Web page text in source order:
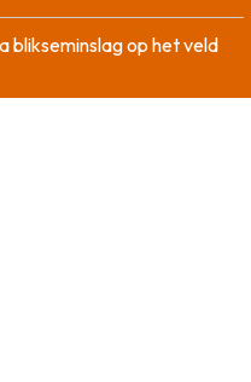
blikseminslag op het veld